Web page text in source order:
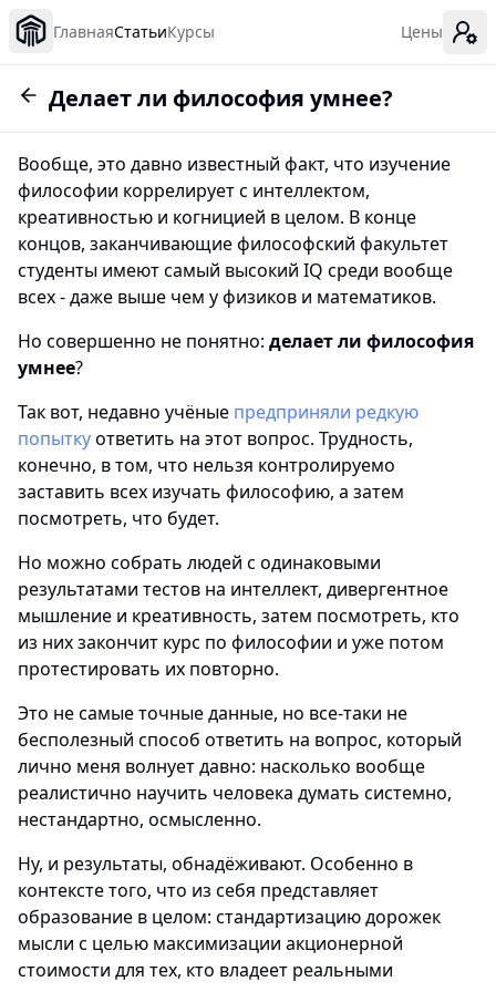
ГлавнаяСтатьиКурсы Цены
Делает ли философия умнее?
Вообще, это давно известный факт, что изучение
философии коррелирует с интеллектом,
креативностью и когницией в целом. В конце
концов, заканчивающие философский факультет
студенты имеют самый высокий IQ среди вообще
всех - даже выше чем у физиков и математиков.
Но совершенно не понятно: делает ли философия
умнее?
Так вот, недавно учёные предприняли редкую
попыткуответить на этот вопрос. Трудность,
конечно, в том, что нельзя контролируемо
заставить всех изучать философию, а затем
посмотреть, что будет.
Но можно собрать людей с одинаковыми
результатами тестов на интеллект, дивергентное
мышление и креативность, затем посмотреть, кто
из них закончит курс по философии и уже потом
протестировать их повторно.
Это не самые точные данные, но все-таки не
бесполезный способ ответить на вопрос, который
лично меня волнует давно: насколько вообще
реалистично научить человека думать системно,
нестандартно, осмысленно.
Ну, и результаты, обнадёживают. Особенно в
контексте того, что из себя представляет
образование в целом: стандартизацию дорожек
мысли с целью максимизации акционерной
стоимости для тех, кто владеет реальными